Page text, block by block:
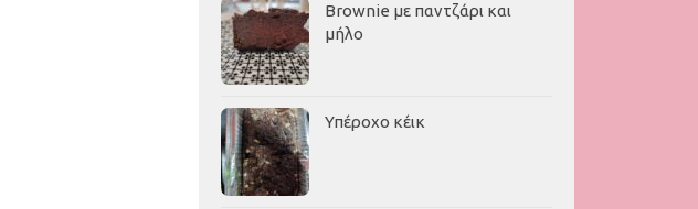
Brownie με παντζάρι και
μήλο
Υπέροχο κέικ